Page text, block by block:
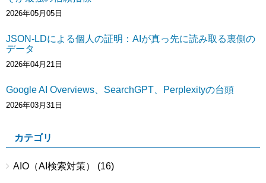
2026年05月05日
JSON-LDによる個人の証明：AIが真っ先に読み取る裏側の
データ
2026年04月21日
Google AI Overviews、SearchGPT、Perplexityの台頭
2026年03月31日
カテゴリ
AIO（AI検索対策） (16)